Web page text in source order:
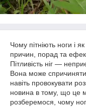
Чому пітніють ноги і
причин, порад та
Пітливість ніг —
Вона може
навіть провокувати
новина в тому, що це
розберемося, чому